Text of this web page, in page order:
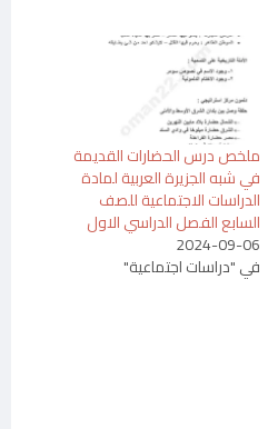
ملخص درس الحضارات القديمة
في شبه الجزيرة العربية لمادة
الدراسات الاجتماعية للصف
السابع الفصل الدراسي الاول
2024-09-06
في "دراسات اجتماعية"